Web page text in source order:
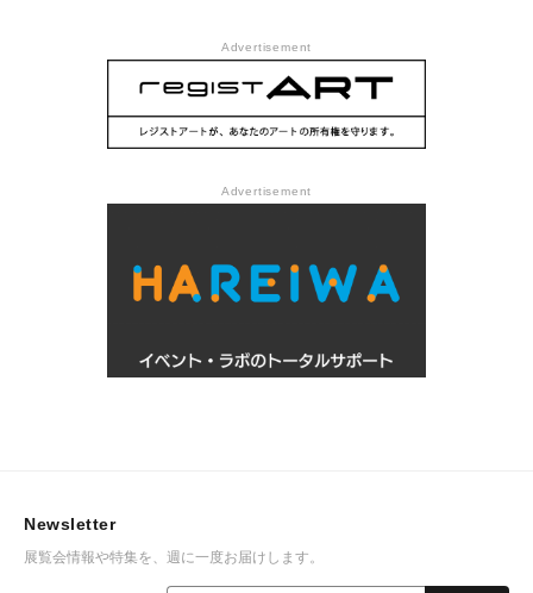
Advertisement
Advertisement
Newsletter
展覧会情報や特集を、週に一度お届けします。